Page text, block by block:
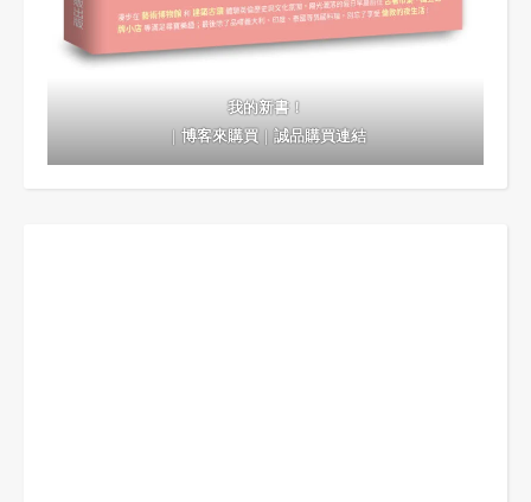
我的新書！
｜博客來購買｜誠品購買連結